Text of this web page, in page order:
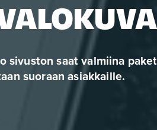
sivuston saat valmiina
suoraan asiakkaille.